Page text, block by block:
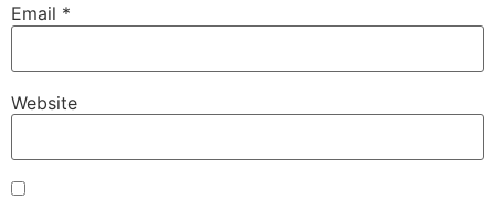
Email *
Website